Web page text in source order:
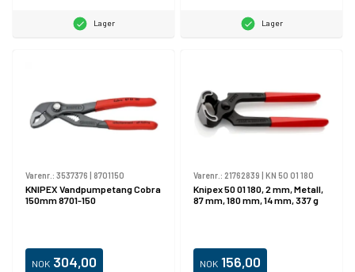
Lager Lager
Varenr.: 3537376 | 8701150
KNIPEX Vandpumpetang Cobra
150mm 8701-150
NOK 304,00
Varenr.: 21762839 | KN 50 01 180
Knipex 50 01 180, 2 mm, Metall,
87 mm, 180 mm, 14 mm, 337 g
NOK 156,00